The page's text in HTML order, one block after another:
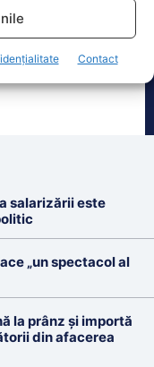
Contact
în sistemul public
pentru
salarizării este
„un spectacol al
la prânz și importă
din afacerea